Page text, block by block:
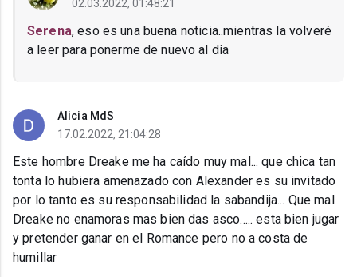
02.03.2022, 01:48:21
Serena, eso es una buena noticia..mientras la volveré
a leer para ponerme de nuevo al dia
Alicia MdS
17.02.2022, 21:04:28
Este hombre Dreake me ha caído muy mal... que chica tan
tonta lo hubiera amenazado con Alexander es su invitado
por lo tanto es su responsabilidad la sabandija... Que mal
Dreake no enamoras mas bien das asco..... esta bien jugar
y pretender ganar en el Romance pero no a costa de
humillar